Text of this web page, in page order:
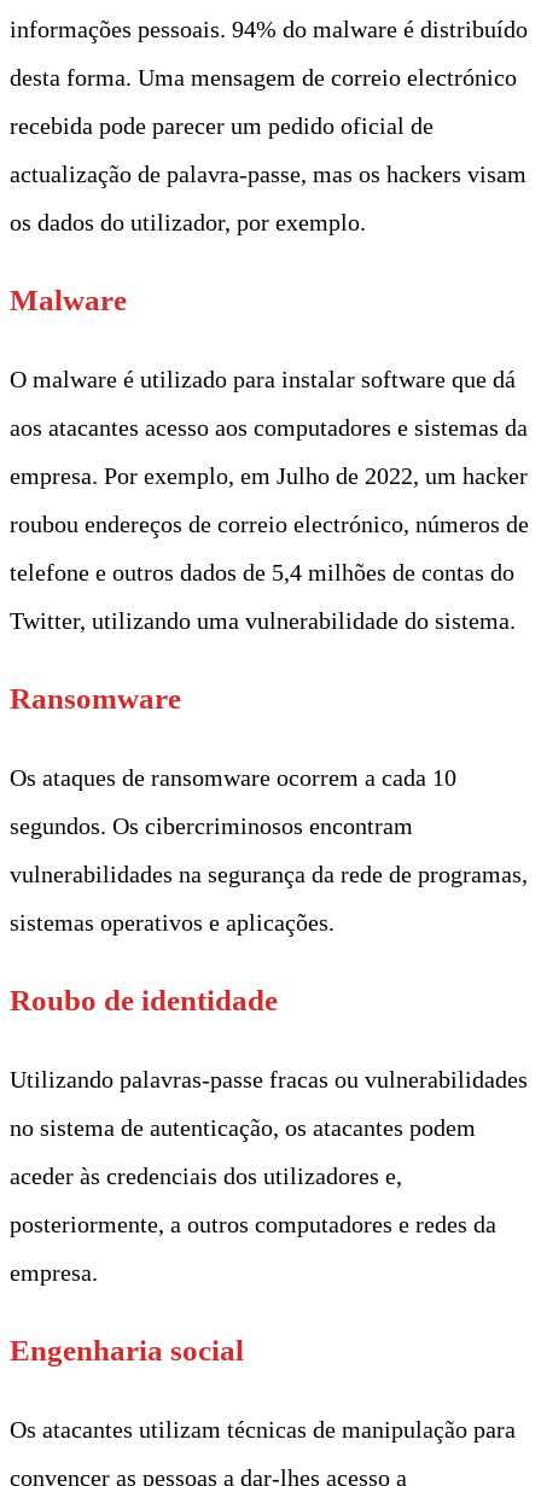
informações pessoais. 94% do malware é distribuído
desta forma. Uma mensagem de correio electrónico
recebida pode parecer um pedido oficial de
actualização de palavra-passe, mas os hackers visam
os dados do utilizador, por exemplo.
Malware
O malware é utilizado para instalar software que dá
aos atacantes acesso aos computadores e sistemas da
empresa. Por exemplo, em Julho de 2022, um hacker
roubou endereços de correio electrónico, números de
telefone e outros dados de 5,4 milhões de contas do
Twitter, utilizando uma vulnerabilidade do sistema.
Ransomware
Os ataques de ransomware ocorrem a cada 10
segundos. Os cibercriminosos encontram
vulnerabilidades na segurança da rede de programas,
sistemas operativos e aplicações.
Roubo de identidade
Utilizando palavras-passe fracas ou vulnerabilidades
no sistema de autenticação, os atacantes podem
aceder às credenciais dos utilizadores e,
posteriormente, a outros computadores e redes da
empresa.
Engenharia social
Os atacantes utilizam técnicas de manipulação para
convencer as pessoas a dar-lhes acesso a